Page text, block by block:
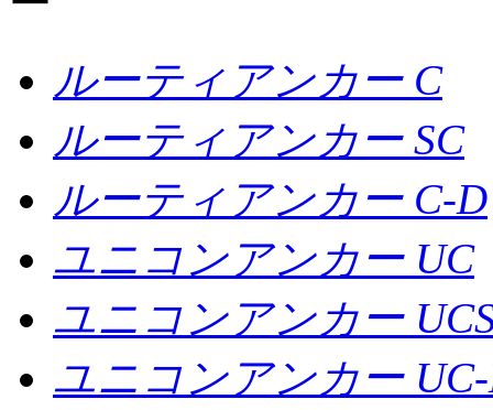
ルーティアンカー C
ルーティアンカー SC
ルーティアンカー C-D
ユニコンアンカー UC
ユニコンアンカー
ユニコンアンカー